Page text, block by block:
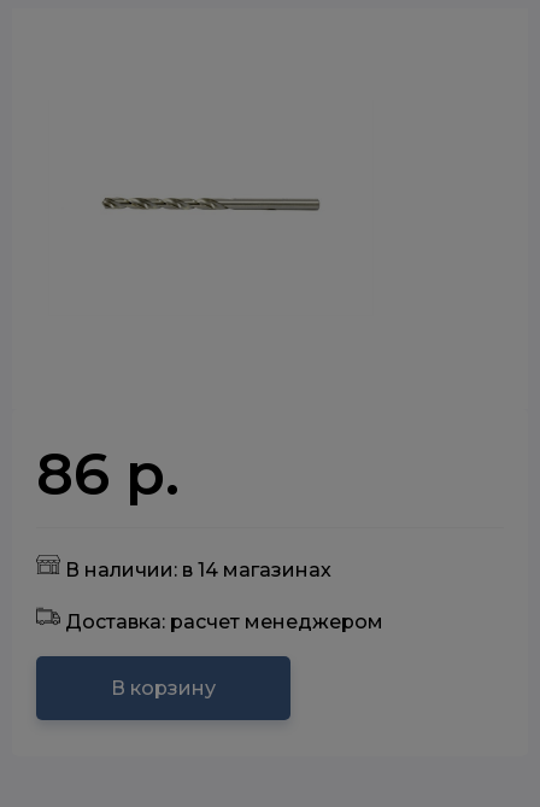
86 р.
В наличии: в 14 магазинах
Доставка: расчет менеджером
В корзину